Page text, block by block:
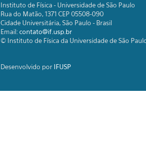
Instituto de Física - Universidade de São Paulo
Rua do Matão, 1371 CEP 05508-090
Cidade Universitária, São Paulo - Brasil
Email:contato@if.usp.br
© Instituto de Física da Universidade de São
Desenvolvido por IFUSP